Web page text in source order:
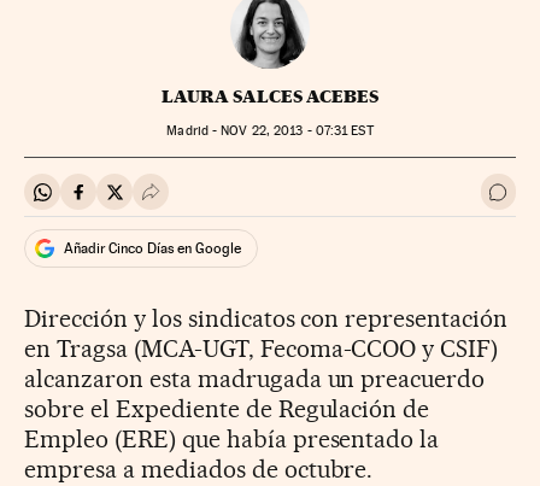
LAURA SALCES ACEBES
Madrid - NOV 22, 2013 - 07:31EST
Compartir en Whatsapp
Compartir en Facebook
Compartir en Twitter
Desplegar Redes Sociales Ir a
Añadir Cinco Días en Google
Dirección y los sindicatos con representación
en Tragsa (MCA-UGT, Fecoma-CCOO y CSIF)
alcanzaron esta madrugada un preacuerdo
sobre el Expediente de Regulación de
Empleo (ERE) que había presentado la
empresa a mediados de octubre.